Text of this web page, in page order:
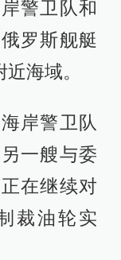
警卫队和
罗斯舰艇
海域。
岸警卫队
一艘与委
在继续对
裁油轮实